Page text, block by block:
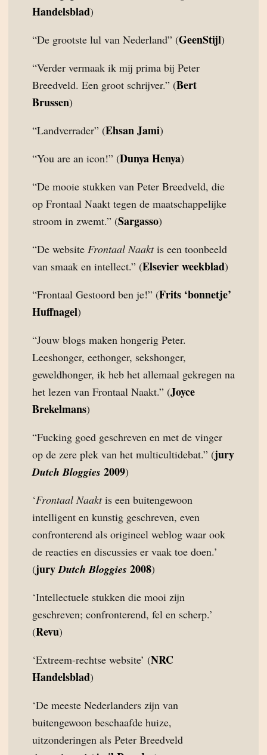
Handelsblad)
“De grootste lul van Nederland” (GeenStijl)
“Verder vermaak ik mij prima bij Peter
Breedveld. Een groot schrijver.” (Bert
Brussen)
“Landverrader” (Ehsan Jami)
“You are an icon!” (Dunya Henya)
“De mooie stukken van Peter Breedveld, die
op Frontaal Naakt tegen de maatschappelijke
stroom in zwemt.” (Sargasso)
“De website Frontaal Naaktis een toonbeeld
van smaak en intellect.” (Elsevier weekblad)
“Frontaal Gestoord ben je!” (Frits ‘bonnetje’
Huffnagel)
“Jouw blogs maken hongerig Peter.
Leeshonger, eethonger, sekshonger,
geweldhonger, ik heb het allemaal gekregen na
het lezen van Frontaal Naakt.” (Joyce
Brekelmans)
“Fucking goed geschreven en met de vinger
op de zere plek van het multicultidebat.” (jury
Dutch Bloggies 2009)
‘Frontaal Naaktis een buitengewoon
intelligent en kunstig geschreven, even
confronterend als origineel weblog waar ook
de reacties en discussies er vaak toe doen.’
(juryDutch Bloggies 2008)
‘Intellectuele stukken die mooi zijn
geschreven; confronterend, fel en scherp.’
(Revu)
‘Extreem-rechtse website’ (NRC
Handelsblad)
‘De meeste Nederlanders zijn van
buitengewoon beschaafde huize,
uitzonderingen als Peter Breedveld